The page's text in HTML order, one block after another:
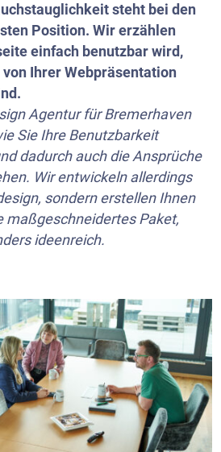
steht bei den
Position. Wir erzählen
einfach benutzbar wird,
Ihrer Webpräsentation
Agentur für Bremerhaven
Sie Ihre Benutzbarkeit
dadurch auch die Ansprüche
Wir entwickeln allerdings
sondern erstellen Ihnen
maßgeschneidertes Paket,
ideenreich.